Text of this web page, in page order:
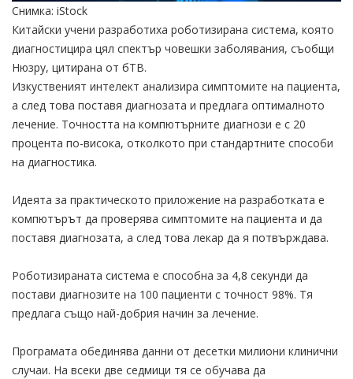
Снимка: iStock
Китайски учени разработиха роботизирана система, която
диагностицира цял спектър човешки заболявания, съобщи
Нюзру, цитирана от бТВ.
Изкуственият интелект анализира симптомите на пациента,
а след това поставя диагнозата и предлага оптималното
лечение. Точността на компютърните диагнози е с 20
процента по-висока, отколкото при стандартните способи
на диагностика.
Идеята за практическото приложение на разработката е
компютърът да проверява симптомите на пациента и да
поставя диагнозата, а след това лекар да я потвърждава.
Роботизираната система е способна за 4,8 секунди да
постави диагнозите на 100 пациенти с точност 98%. Тя
предлага също най-добрия начин за лечение.
Програмата обединява данни от десетки милиони клинични
случаи. На всеки две седмици тя се обучава да